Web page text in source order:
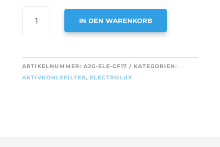
AKTIVKOHLEFILTER
4055093712
/
EFF75
IN DEN WARENKORB
T
E
ARTIKELNUMMER: A2G-ELE-CF17
KATEGORIEN:
AKTIVKOHLEFILTER, ELECTROLUX